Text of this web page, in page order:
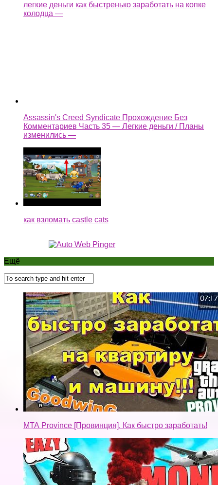
как взломать castle cats
МТА Province [Провинция]. Как быстро заработать!